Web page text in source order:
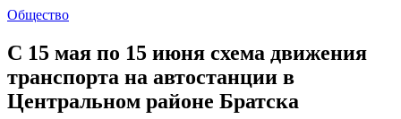
Общество
С 15 мая по 15 июня схема движения
транспорта на автостанции в
Центральном районе Братска